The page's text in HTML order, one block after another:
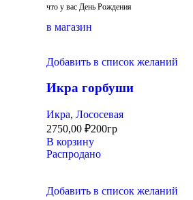
что у вас День Рождения
в магазин
Добавить в список желаний
Икра горбуши
Икра, Лососевая
2750,00 ₽200гр
В корзину
Распродано
Добавить в список желаний